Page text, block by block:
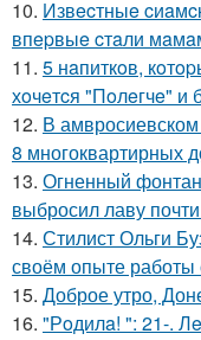
10. Извecтныe
впepвыe cтaли
11. 5 нaпиткoв,
хoчeтcя "Пoлeгчe" и
12. В
8 многоквартирных
13. Огненный
выбросил лаву
14. Стилист Ольги
своём опыте работы
15. Доброе утро,
16. "Рoдилa! ": 21-.